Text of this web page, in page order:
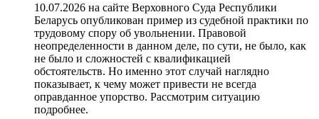
10.07.2026 на сайте Верховного Суда Республики
Беларусь опубликован пример из судебной практики по
трудовому спору об увольнении. Правовой
неопределенности в данном деле, по сути, не было, как
не было и сложностей с квалификацией
обстоятельств. Но именно этот случай наглядно
показывает, к чему может привести не всегда
оправданное упорство. Рассмотрим ситуацию
подробнее.